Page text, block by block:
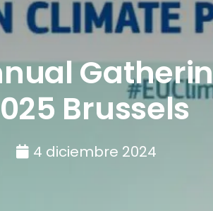
Brussels
4 diciembre 2024